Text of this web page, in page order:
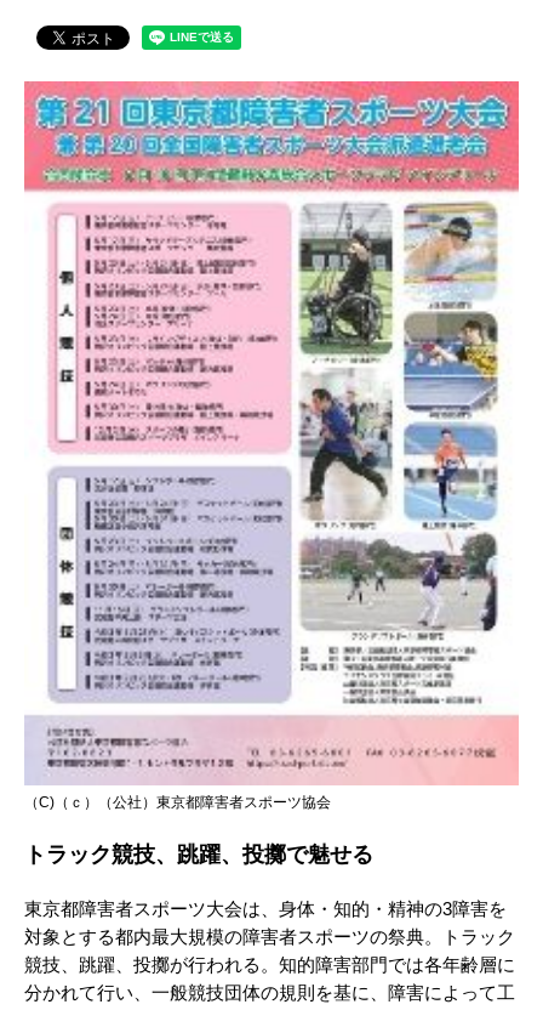
（C)（ｃ）（公社）東京都障害者スポーツ協会
トラック競技、跳躍、投擲で魅せる
東京都障害者スポーツ大会は、身体・知的・精神の3障害を
対象とする都内最大規模の障害者スポーツの祭典。トラック
競技、跳躍、投擲が行われる。知的障害部門では各年齢層に
分かれて行い、一般競技団体の規則を基に、障害によって工